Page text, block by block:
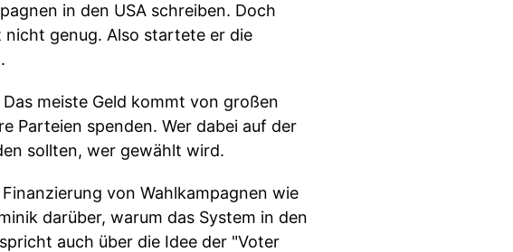
in den USA schreiben. Doch
nicht genug. Also startete er die
meiste Geld kommt von großen
Parteien spenden. Wer dabei auf der
sollten, wer gewählt wird.
von Wahlkampagnen wie
darüber, warum das System in den
auch über die Idee der "Voter